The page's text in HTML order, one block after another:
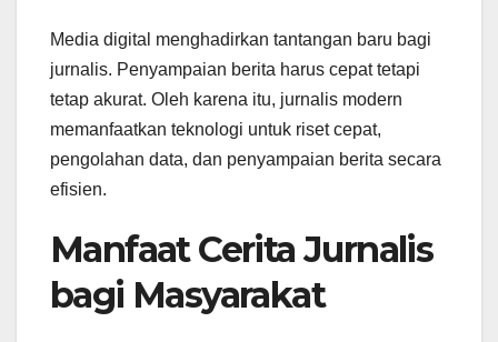
Media digital menghadirkan tantangan baru bagi
jurnalis. Penyampaian berita harus cepat tetapi
tetap akurat. Oleh karena itu, jurnalis modern
memanfaatkan teknologi untuk riset cepat,
pengolahan data, dan penyampaian berita secara
efisien.
Manfaat Cerita Jurnalis
bagi Masyarakat